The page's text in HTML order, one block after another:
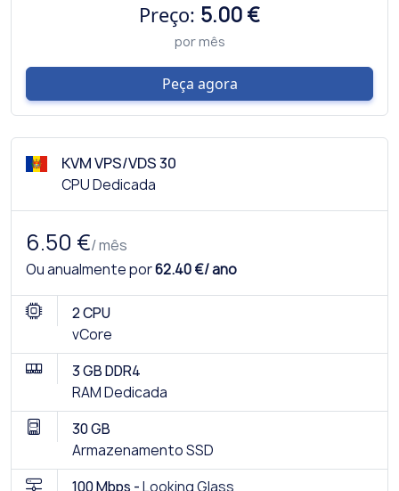
Preço: 5.00 €
por mês
Peça agora
KVM VPS/VDS 30
CPU Dedicada
6.50 €/ mês
Ou anualmente por62.40 €/ ano
2 CPU
vCore
3 GB DDR4
RAM Dedicada
30 GB
Armazenamento SSD
100 Mbps -Looking Glass